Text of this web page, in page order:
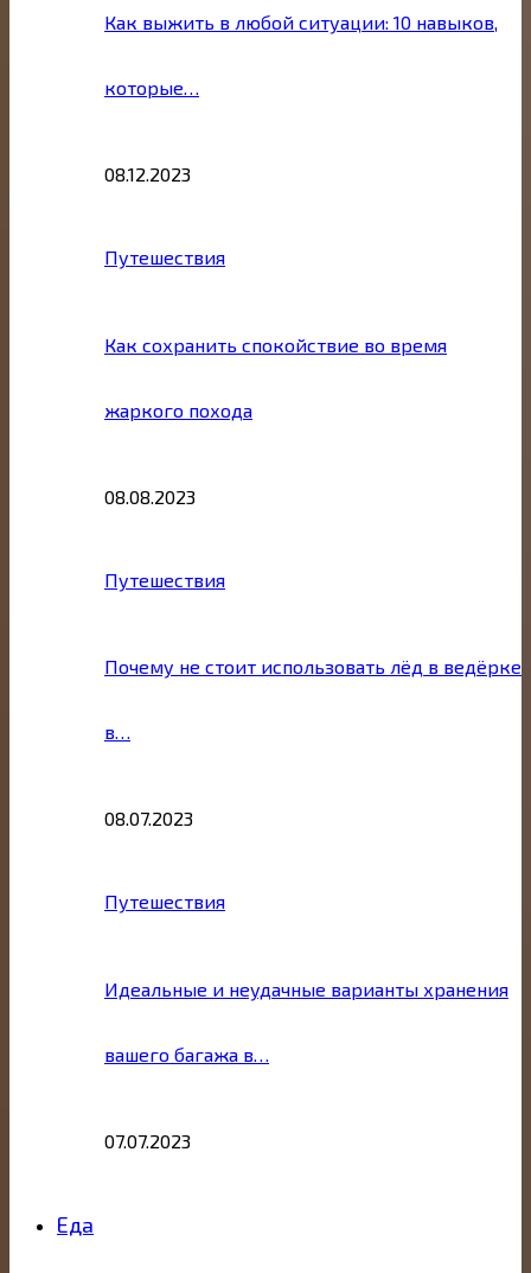
Как выжить в любой ситуации: 10 навыков,
которые…
08.12.2023
Путешествия
Как сохранить спокойствие во время
жаркого похода
08.08.2023
Путешествия
Почему не стоит использовать лёд в ведёрке
в…
08.07.2023
Путешествия
Идеальные и неудачные варианты хранения
вашего багажа в…
07.07.2023
Еда